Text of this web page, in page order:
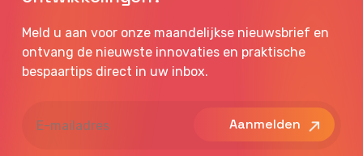
Meld u aan voor onze maandelijkse nieuwsbrief en
ontvang de nieuwste innovaties en praktische
bespaartips direct in uw inbox.
mailadres